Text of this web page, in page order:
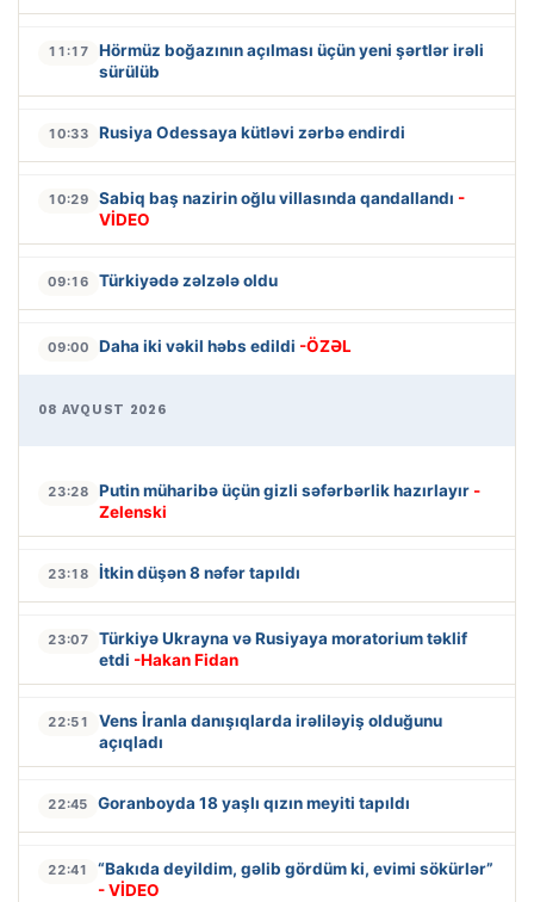
11:17
Hörmüz boğazının açılması üçün yeni şərtlər irəli
sürülüb
10:33 Rusiya Odessaya kütləvi zərbə endirdi
10:29 Sabiq baş nazirin oğlu villasında qandallandı -
VİDEO
09:16 Türkiyədə zəlzələ oldu
09:00 Daha iki vəkil həbs edildi -ÖZƏL
08 AVQUST 2026
23:28 Putin müharibə üçün gizli səfərbərlik hazırlayır -
Zelenski
23:18 İtkin düşən 8 nəfər tapıldı
23:07
Türkiyə Ukrayna və Rusiyaya moratorium təklif
etdi -Hakan Fidan
22:51
Vens İranla danışıqlarda irəliləyiş olduğunu
açıqladı
22:45 Goranboyda 18 yaşlı qızın meyiti tapıldı
22:41
“Bakıda deyildim, gəlib gördüm ki, evimi sökürlər”
- VİDEO